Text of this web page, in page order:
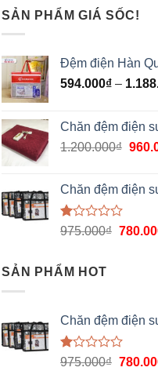
SẢN PHẨM GIÁ SỐC!
Đệm điện Hàn
594.000₫ –
Chăn đệm điện
1.200.000₫
Chăn đệm điện
Được
1.00
5
975.000₫
SẢN PHẨM HOT
Chăn đệm điện
Được
975.000₫